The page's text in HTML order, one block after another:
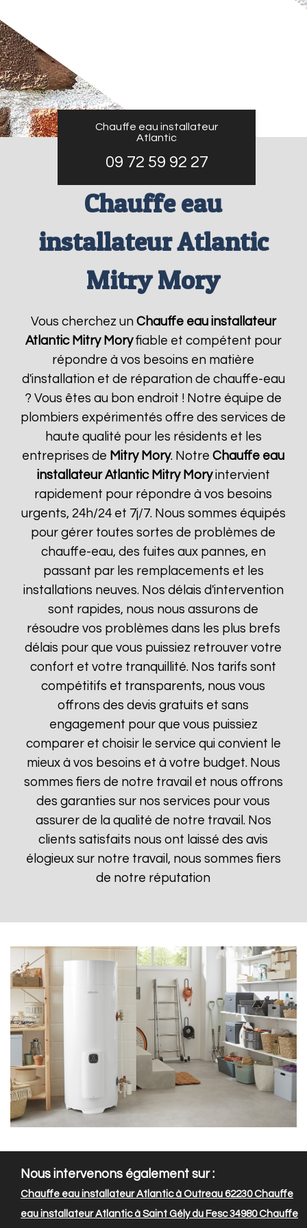
Chauffe eau installateur
Atlantic
09 72 59 92 27
Chauffe eau
installateur Atlantic
Mitry Mory
Vous cherchez un Chauffe eau installateur
Atlantic Mitry Moryfiable et compétent pour
répondre à vos besoins en matière
d'installation et de réparation de chauffe-eau
? Vous êtes au bon endroit ! Notre équipe de
plombiers expérimentés offre des services de
haute qualité pour les résidents et les
entreprises de Mitry Mory. NotreChauffe eau
installateur Atlantic Mitry Moryintervient
rapidement pour répondre à vos besoins
urgents, 24h/24 et 7j/7. Nous sommes équipés
pour gérer toutes sortes de problèmes de
chauffe-eau, des fuites aux pannes, en
passant par les remplacements et les
installations neuves. Nos délais d'intervention
sont rapides, nous nous assurons de
résoudre vos problèmes dans les plus brefs
délais pour que vous puissiez retrouver votre
confort et votre tranquillité. Nos tarifs sont
compétitifs et transparents, nous vous
offrons des devis gratuits et sans
engagement pour que vous puissiez
comparer et choisir le service qui convient le
mieux à vos besoins et à votre budget. Nous
sommes fiers de notre travail et nous offrons
des garanties sur nos services pour vous
assurer de la qualité de notre travail. Nos
clients satisfaits nous ont laissé des avis
élogieux sur notre travail, nous sommes fiers
de notre réputation
Nous intervenons également sur :
Chauffe eau installateur Atlantic à Outreau 62230Chauffe
eau installateur Atlantic à Saint Gély du Fesc 34980Chauffe